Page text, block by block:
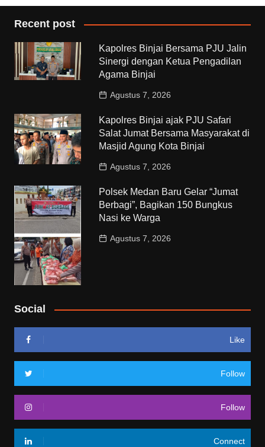
Recent post
Kapolres Binjai Bersama PJU Jalin
Sinergi dengan Ketua Pengadilan
Agama Binjai
Agustus 7, 2026
Kapolres Binjai ajak PJU Safari
Salat Jumat Bersama Masyarakat di
Masjid Agung Kota Binjai
Agustus 7, 2026
Polsek Medan Baru Gelar “Jumat
Berbagi”, Bagikan 150 Bungkus
Nasi ke Warga
Agustus 7, 2026
Social
Like
Follow
Follow
Connect